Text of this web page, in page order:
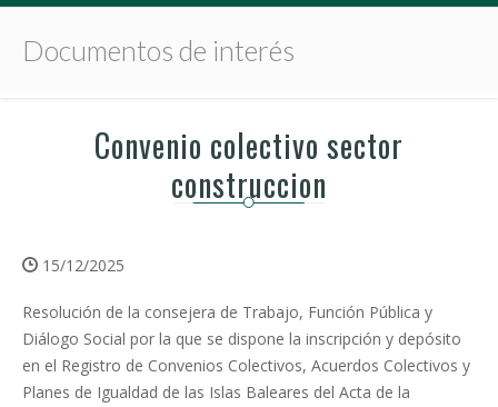
Documentos de interés
Convenio colectivo sector
construccion
15/12/2025
Resolución de la consejera de Trabajo, Función Pública y
Diálogo Social por la que se dispone la inscripción y depósito
en el Registro de Convenios Colectivos, Acuerdos Colectivos y
Planes de Igualdad de las Islas Baleares del Acta de la